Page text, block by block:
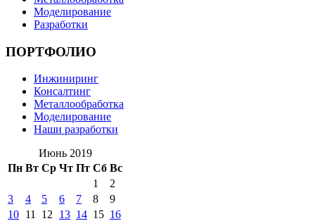
Моделирование
Разработки
ПОРТФОЛИО
Инжиниринг
Консалтинг
Металлообработка
Моделирование
Наши разработки
Июнь 2019
Пн Вт Ср Чт Пт Сб Вс
1
2
3
4 5 6 7 8
9
10 11 12 13 14 15 16